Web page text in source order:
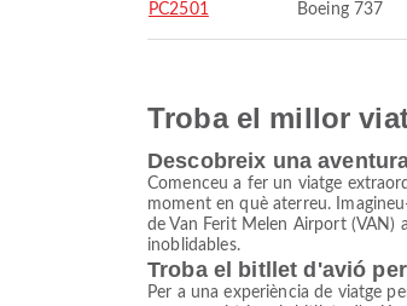
PC2501 Boeing 737
Troba el millor
Descobreix una
Comenceu a fer un viatge
moment en què aterreu.
de Van Ferit Melen Airport (VAN)
inoblidables.
Troba el bitllet d'avió
Per a una experiència de viatge